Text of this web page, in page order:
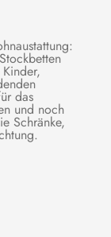
das
und noch
Schränke,